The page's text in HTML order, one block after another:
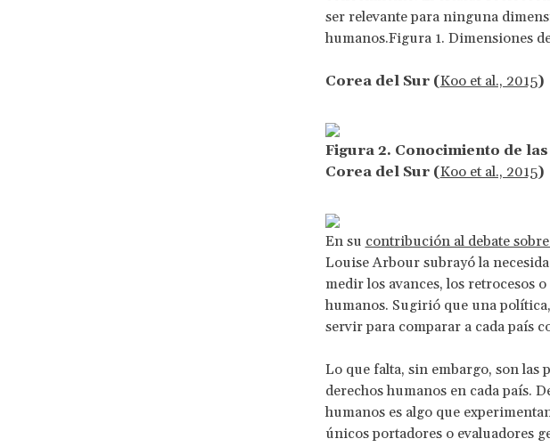
ser relevante para ninguna
humanos.Figura 1. Dimensiones
Corea del Sur (Koo et al., 2015)
Figura 2. Conocimiento de
Corea del Sur (Koo et al., 2015)
En su contribución al debate
Louise Arbour subrayó la
medir los avances, los retrocesos
humanos. Sugirió que una
servir para comparar a cada país
Lo que falta, sin embargo, son las
derechos humanos en cada país.
humanos es algo que
únicos portadores o evaluadores